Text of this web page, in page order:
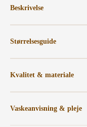
Beskrivelse
Størrelsesguide
Kvalitet & materiale
Vaskeanvisning & pleje